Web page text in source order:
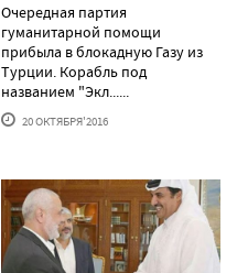
Очередная партия
гуманитарной помощи
прибыла в блокадную Газу из
Турции. Корабль под
названием "Экл......
20 ОКТЯБРЯ'2016